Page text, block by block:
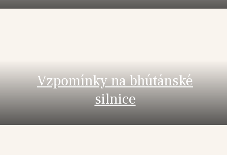
Vzpomínky na bhútánské
silnice